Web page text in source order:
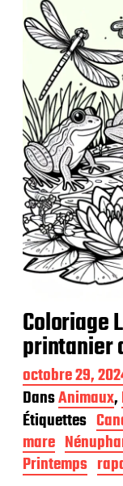
i
c
i
o
n
Coloriage
printanier
D
a
t
e
d
e
p
octobre 29,
DansAnimaux,
Étiquettes
mare
Printemps